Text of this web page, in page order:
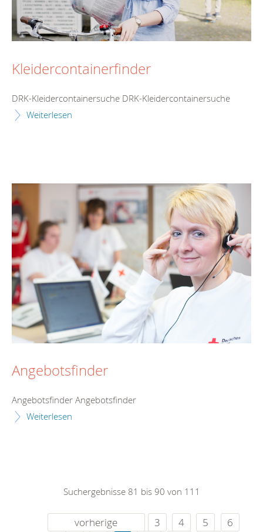
Kleidercontainerfinder
DRK-Kleidercontainersuche DRK-Kleidercontainersuche
Weiterlesen
Angebotsfinder
Angebotsfinder Angebotsfinder
Weiterlesen
Suchergebnisse 81 bis 90 von 111
vorherige 3 4 5
6